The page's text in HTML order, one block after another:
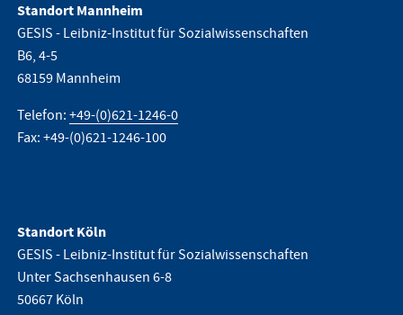
Standort Mannheim
GESIS - Leibniz-Institut für Sozialwissenschaften
B6, 4-5
68159 Mannheim
Telefon:+49-(0)621-1246-0
Fax: +49-(0)621-1246-100
Standort Köln
GESIS - Leibniz-Institut für Sozialwissenschaften
Unter Sachsenhausen 6-8
50667 Köln